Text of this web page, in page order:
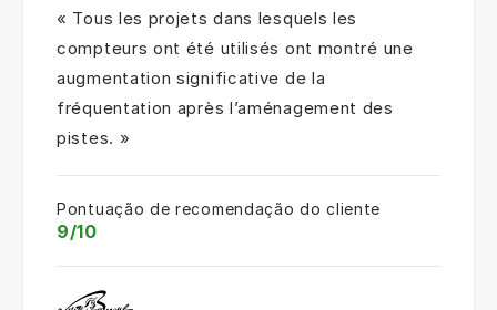
« Tous les projets dans lesquels les
compteurs ont été utilisés ont montré une
augmentation significative de la
fréquentation après l’aménagement des
pistes. »
Pontuação de recomendação do cliente
9/10